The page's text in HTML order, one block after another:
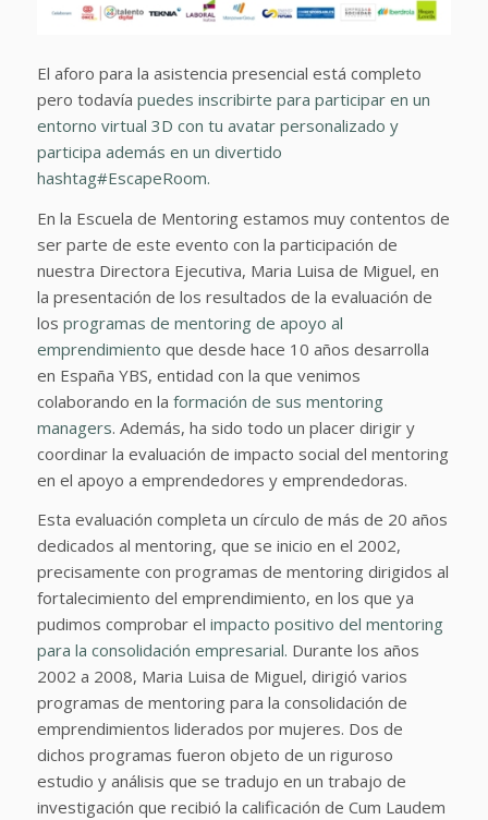
El aforo para la asistencia presencial está completo
pero todavía puedes inscribirte para participar en un
entorno virtual 3D con tu avatar personalizado y
participa además en un divertido
hashtag#EscapeRoom.
En la Escuela de Mentoring estamos muy contentos de
ser parte de este evento con la participación de
nuestra Directora Ejecutiva, Maria Luisa de Miguel, en
la presentación de los resultados de la evaluación de
los programas de mentoring de apoyo al
emprendimiento que desde hace 10 años desarrolla
en España YBS, entidad con la que venimos
colaborando en la formación de sus mentoring
managers. Además, ha sido todo un placer dirigir y
coordinar la evaluación de impacto social del mentoring
en el apoyo a emprendedores y emprendedoras.
Esta evaluación completa un círculo de más de 20 años
dedicados al mentoring, que se inicio en el 2002,
precisamente con programas de mentoring dirigidos al
fortalecimiento del emprendimiento, en los que ya
pudimos comprobar el impacto positivo del mentoring
para la consolidación empresarial. Durante los años
2002 a 2008, Maria Luisa de Miguel, dirigió varios
programas de mentoring para la consolidación de
emprendimientos liderados por mujeres. Dos de
dichos programas fueron objeto de un riguroso
estudio y análisis que se tradujo en un trabajo de
investigación que recibió la calificación de Cum Laudem